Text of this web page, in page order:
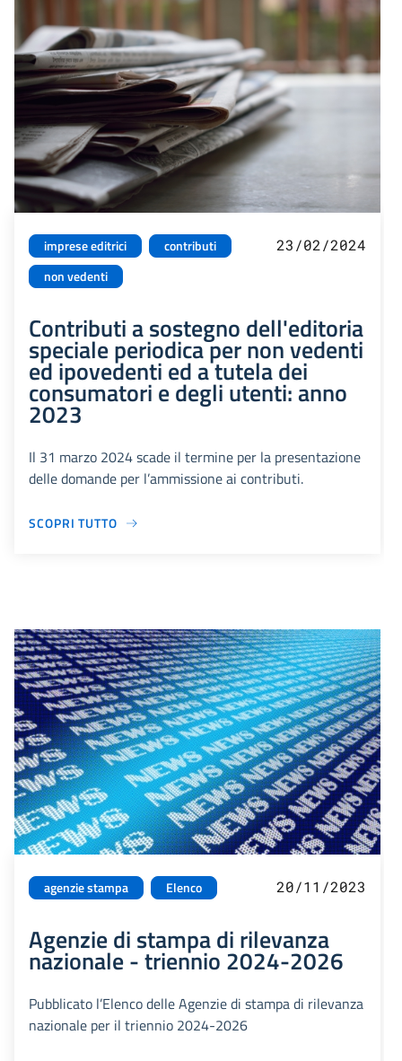
imprese editrici
contributi
non vedenti
23/02/2024
Contributi a sostegno dell'editoria
speciale periodica per non vedenti
ed ipovedenti ed a tutela dei
consumatori e degli utenti: anno
2023
Il 31 marzo 2024 scade il termine per la presentazione
delle domande per l’ammissione ai contributi.
SCOPRI TUTTO
agenzie stampa Elenco 20/11/2023
Agenzie di stampa di rilevanza
nazionale - triennio 2024-2026
Pubblicato l’Elenco delle Agenzie di stampa di rilevanza
nazionale per il triennio 2024-2026